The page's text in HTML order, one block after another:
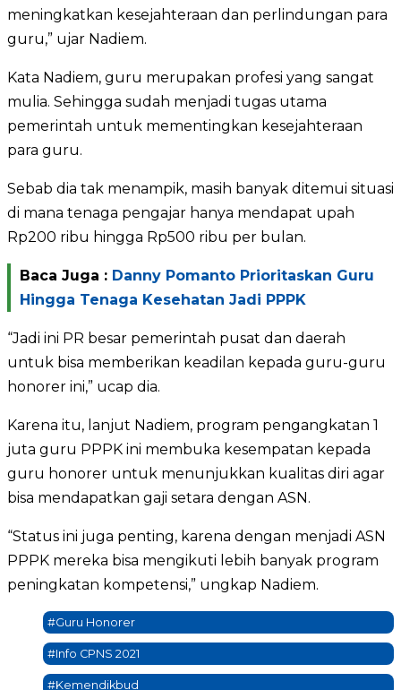
meningkatkan kesejahteraan dan perlindungan para
guru,” ujar Nadiem.
Kata Nadiem, guru merupakan profesi yang sangat
mulia. Sehingga sudah menjadi tugas utama
pemerintah untuk mementingkan kesejahteraan
para guru.
Sebab dia tak menampik, masih banyak ditemui situasi
di mana tenaga pengajar hanya mendapat upah
Rp200 ribu hingga Rp500 ribu per bulan.
Baca Juga : Danny Pomanto Prioritaskan Guru
Hingga Tenaga Kesehatan Jadi PPPK
“Jadi ini PR besar pemerintah pusat dan daerah
untuk bisa memberikan keadilan kepada guru-guru
honorer ini,” ucap dia.
Karena itu, lanjut Nadiem, program pengangkatan 1
juta guru PPPK ini membuka kesempatan kepada
guru honorer untuk menunjukkan kualitas diri agar
bisa mendapatkan gaji setara dengan ASN.
“Status ini juga penting, karena dengan menjadi ASN
PPPK mereka bisa mengikuti lebih banyak program
peningkatan kompetensi,” ungkap Nadiem.
#Guru Honorer
#Info CPNS 2021
#Kemendikbud